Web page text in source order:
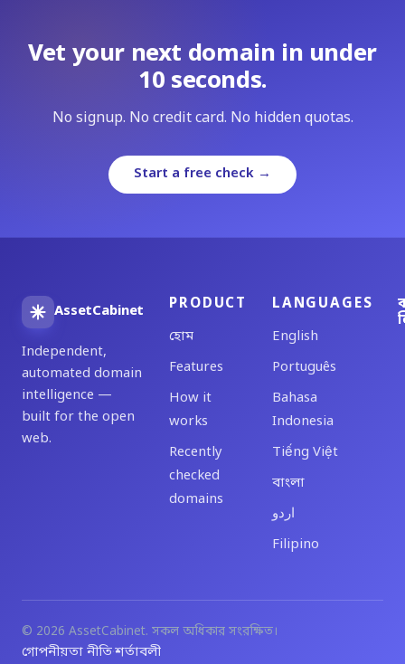
Vet your next domain in under
10 seconds.
No signup. No credit card. No hidden quotas.
Start a free check →
AssetCabinet
Independent,
automated domain
intelligence —
built for the open
web.
PRODUCT
হোম
Features
How it
works
Recently
checked
domains
LANGUAGES
English
Português
Bahasa
Indonesia
Tiếng Việt
বাংলা
اردو
Filipino
© 2026 AssetCabinet. সকল অধিকার সংরক্ষিত।
গোপনীয়তা নীতি·শর্তাবলী